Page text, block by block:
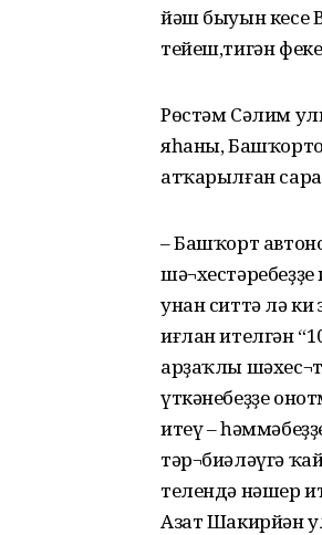
йәш быуын кесе
тейеш,тигән
Рөстәм Сәлим
яһаны,
атҡарылған
– Башҡорт
унан ситтә лә
иғлан ителгән
арҙаҡлы
үткәнебеҙҙе
итеү –
тәр¬биәләүгә
телендә нәшер
Азат Шакирйән